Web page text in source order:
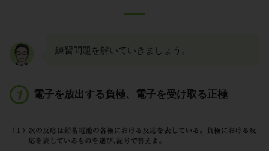
練習問題を解いていきましょう。
電子を放出する負極、電子を受け取る正極